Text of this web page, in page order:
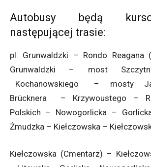
Autobusy będą
następującej trasie:
pl. Grunwaldzki – Rondo
Grunwaldzki – most
Kochanowskiego – mosty
Brücknera – Krzywoustego –
Polskich – Nowogorlicka –
Żmudzka – Kiełczowska –
Kiełczowska (Cmentarz) –